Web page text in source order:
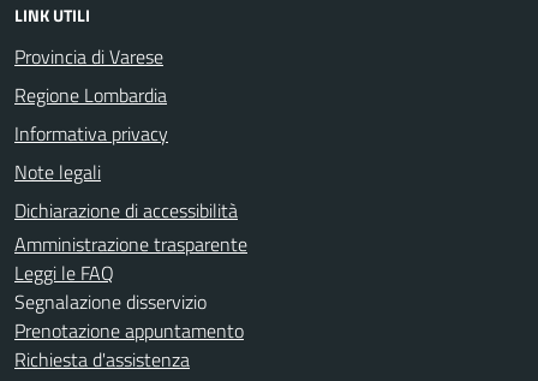
LINK UTILI
Provincia di Varese
Regione Lombardia
Informativa privacy
Note legali
Dichiarazione di accessibilità
Amministrazione trasparente
Leggi le FAQ
Segnalazione disservizio
Prenotazione appuntamento
Richiesta d'assistenza